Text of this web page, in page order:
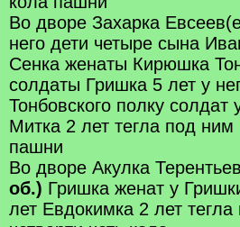
Во дворе Захарка
него дети четыре сына
Сенка женаты Кирюшка
солдаты Гришка 5 лет у
Тонбовского полку
Митка 2 лет тегла под ним
пашни
Во дворе Акулка
об.) Гришка женат у
лет Евдокимка 2 лет